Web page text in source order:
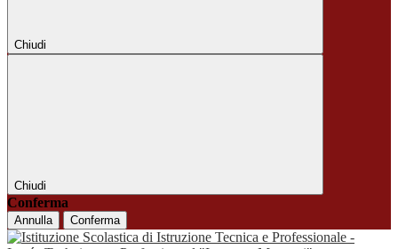
Chiudi
Chiudi
Conferma
Annulla Conferma